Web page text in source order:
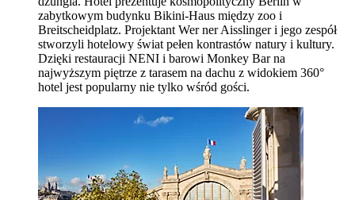
zabytkowym budynku Bikini-Haus między zoo i
Breitscheidplatz. Projektant Wer ner Aisslinger i jego zespół
stworzyli hotelowy świat pełen kontrastów natury i kultury.
Dzięki restauracji NENI i barowi Monkey Bar na
najwyższym piętrze z tarasem na dachu z widokiem 360°
hotel jest popularny nie tylko wśród gości.